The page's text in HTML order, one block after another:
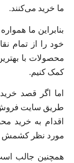
ما خرید می‌کنند.
بنابراین ما
خود را از تمام
محصولات با
کمک کنیم.
اما اگر قصد
طریق سایت
اقدام به خرید
مورد نظر کشمش
همچنین جالب